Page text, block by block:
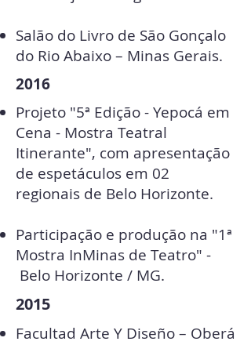
Salão do Livro de São Gonçalo
do Rio Abaixo – Minas Gerais.
2016​
Projeto "5ª Edição - Yepocá em
Cena - Mostra Teatral
Itinerante", com apresentação
de espetáculos em 02
regionais de Belo Horizonte.
Participação e produção na "1ª
Mostra InMinas de Teatro" -
Belo Horizonte / MG.
2015
Facultad Arte Y Diseño – Oberá